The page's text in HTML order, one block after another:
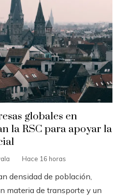
globales en
la RSC para apoyar la
Hace 16 horas
densidad de población,
materia de transporte y un